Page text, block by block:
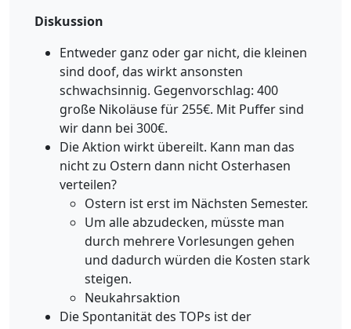
Diskussion
Entweder ganz oder gar nicht, die kleinen
sind doof, das wirkt ansonsten
schwachsinnig. Gegenvorschlag: 400
große Nikoläuse für 255€. Mit Puffer sind
wir dann bei 300€.
Die Aktion wirkt übereilt. Kann man das
nicht zu Ostern dann nicht Osterhasen
verteilen?
Ostern ist erst im Nächsten Semester.
Um alle abzudecken, müsste man
durch mehrere Vorlesungen gehen
und dadurch würden die Kosten stark
steigen.
Neukahrsaktion
Die Spontanität des TOPs ist der